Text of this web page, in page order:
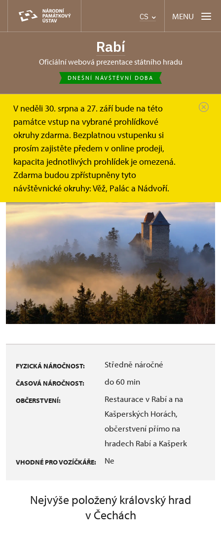
CS MENU
Rabí
oficiální webová prezentace státního hradu
DNEŠNÍ NÁVŠTĚVNÍ DOBA
V neděli 30. srpna a 27. září bude na této
památce vstup na vybrané prohlídkové
okruhy zdarma. Bezplatnou vstupenku si
prosím zajistěte předem v online prodeji,
kapacita jednotlivých prohlídek je omezená.
Zdarma budou zpřístupněny tyto
návštěvnické okruhy: Věž, Palác a Nádvoří.
Rabí Tipy na výlet Hrad Kašperk
Hrad Kašperk
FYZICKÁ NÁROČNOST: Středně náročné
ČASOVÁ NÁROČNOST: do 60 min
OBČERSTVENÍ:
Restaurace v Rabí a na
Kašperských Horách,
občerstvení přímo na
hradech Rabí a Kašperk
VHODNÉ PRO VOZÍČKÁŘE: Ne
Nejvýše položený královský hrad
v Čechách